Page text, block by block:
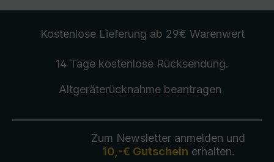
Kostenlose Lieferung ab 29€ Warenwert
14 Tage kostenlose Rücksendung.
Altgeräterücknahmebeantragen
Zum Newsletter anmelden und
10,-€ Gutschein erhalten.